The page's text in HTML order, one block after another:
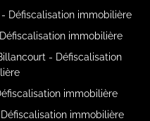
Défiscalisation immobilière
immobilière
- Défiscalisation
immobilière
immobilière